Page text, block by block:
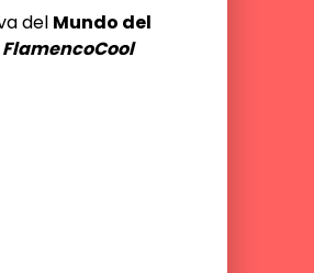
del Mundo del
FlamencoCool